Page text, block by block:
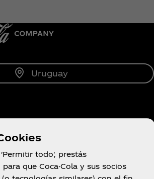
Uruguay
todo', prestás
que Coca-Cola y sus socios